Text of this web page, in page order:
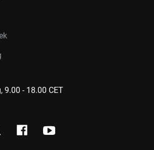
9.00 - 18.00 CET